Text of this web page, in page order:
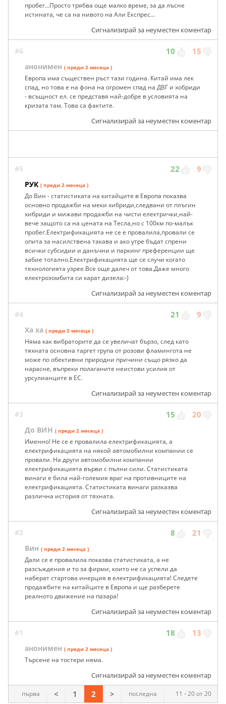
пробег...Просто трябва още малко време, за да лъсне
истината, че са на нивото на Али Експрес...
Сигнализирай за неуместен коментар
#6 10 15
анонимен ( преди 2 месеца )
Европа има съществен ръст тази година. Китай има лек
спад, но това е на фона на огромен спад на ДВГ и хобриди
- всъщност ел. се представя най-добре в условията на
кризата там. Това са фактите.
Сигнализирай за неуместен коментар
#5 22 9
РУК ( преди 2 месеца )
До Вин - статистиката на китайците в Европа показва
основно продажби на меки хибриди,следвани от плъгин
хибриди и мижави продажби на чисти електрички,най-
вече защото са на цената на Тесла,но с 100км по-малък
пробег.Електрификацията не се е провалила,провали се
опита за насилствена такава и ако утре бъдат спрени
всички субсидии и данъчни и паркинг преференции ще
забие тотално.Електрификацията ще се случи когато
технологията узрее.Все още далеч от това.Даже много
електрозомбита си карат дизела:-)
Сигнализирай за неуместен коментар
#4 21 9
Ха ха ( преди 2 месеца )
Няма как вибраторите да се увеличат бързо, след като
тяхната основна таргет група от розови фламингота не
може по обективни природни причини също рязко да
нарасне, въпреки полаганите неистови усилия от
урсулианците в ЕС.
Сигнализирай за неуместен коментар
#3 15 20
До ВИН ( преди 2 месеца )
Именно! Не се е провалила електрификацията, а
електрификацията на някой автомобилни компании се
провали. На други автомобилни компании
електрификацията върви с пълни сили. Статистиката
винаги е била най-големия враг на противниците на
електрификацията. Статистиката винаги разказва
различна история от тяхната.
Сигнализирай за неуместен коментар
#2 8 21
Вин ( преди 2 месеца )
Дали се е провалила показва статистиката, а не
разсъждения и то за фирми, които не са успели да
наберат стартова инерция в електрификацията! Следете
продажбите на китайците в Европа и ще разберете
реалното движение на пазара!
Сигнализирай за неуместен коментар
#1 18 13
анонимен ( преди 2 месеца )
Търсене на тостери няма.
Сигнализирай за неуместен коментар
11 - 20 от 20
първа < 1 2 > последна